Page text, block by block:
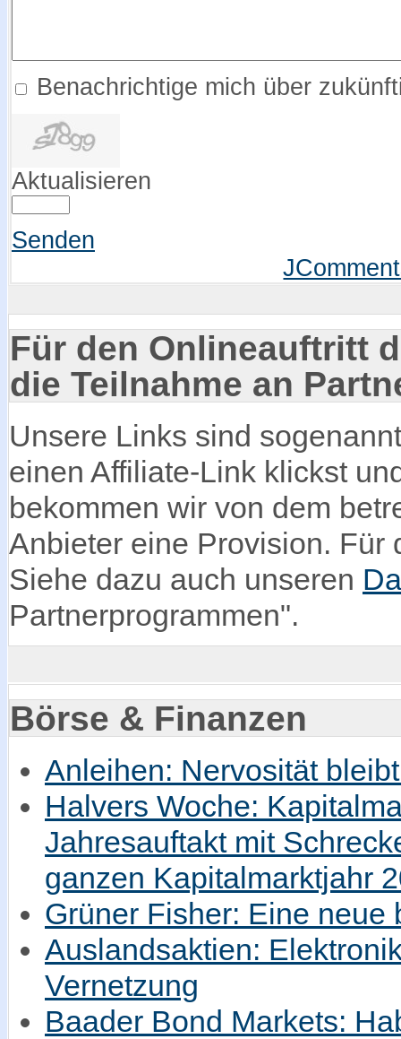
Benachrichtige mich über
Aktualisieren
Senden
Für den Onlineauftritt
die Teilnahme an
Unsere Links sind
einen Affiliate-Link klickst
bekommen wir von dem
Anbieter eine Provision. Für
Siehe dazu auch unseren
Partnerprogrammen".
Börse & Finanzen
Anleihen: Nervosität
Halvers Woche:
Jahresauftakt mit
ganzen Kapitalmarktjahr
Grüner Fisher: Eine neue
Auslandsaktien:
Vernetzung
Baader Bond Markets: